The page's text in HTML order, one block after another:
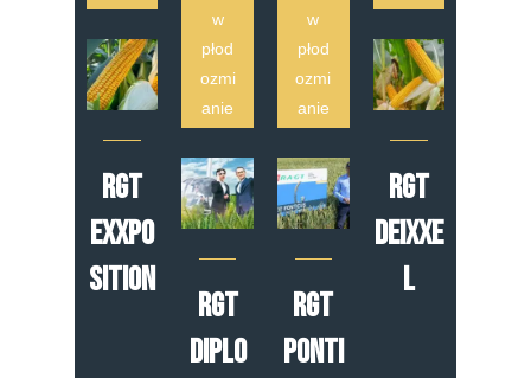
RGT
Exxpo
sition
w
płod
ozmi
anie
RGT
Diplo
w
płod
ozmi
anie
RGT
Ponti
RGT
Deixxe
l